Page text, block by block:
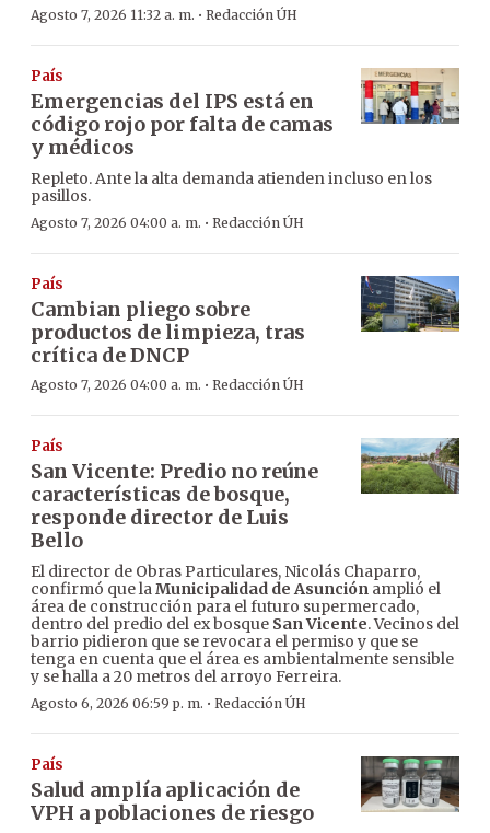
Agosto 7, 2026 11:32 a. m. · Redacción ÚH
País
Emergencias del IPS está en
código rojo por falta de camas
y médicos
Repleto. Ante la alta demanda atienden incluso en los
pasillos.
Agosto 7, 2026 04:00 a. m. · Redacción ÚH
País
Cambian pliego sobre
productos de limpieza, tras
crítica de DNCP
Agosto 7, 2026 04:00 a. m. · Redacción ÚH
País
San Vicente: Predio no reúne
características de bosque,
responde director de Luis
Bello
El director de Obras Particulares, Nicolás Chaparro,
confirmó que laMunicipalidad de Asunción amplió el
área de construcción para el futuro supermercado,
dentro del predio del ex bosque San Vicente. Vecinos del
barrio pidieron que se revocara el permiso y que se
tenga en cuenta que el área es ambientalmente sensible
y se halla a 20 metros del arroyo Ferreira.
Agosto 6, 2026 06:59 p. m. · Redacción ÚH
País
Salud amplía aplicación de
VPH a poblaciones de riesgo